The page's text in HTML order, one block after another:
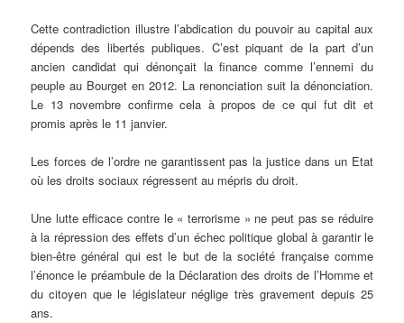
Cette contradiction illustre l’abdication du pouvoir au capital aux
dépends des libertés publiques. C’est piquant de la part d’un
ancien candidat qui dénonçait la finance comme l’ennemi du
peuple au Bourget en 2012. La renonciation suit la dénonciation.
Le 13 novembre confirme cela à propos de ce qui fut dit et
promis après le 11 janvier.
Les forces de l’ordre ne garantissent pas la justice dans un Etat
où les droits sociaux régressent au mépris du droit.
Une lutte efficace contre le « terrorisme » ne peut pas se réduire
à la répression des effets d’un échec politique global à garantir le
bien-être général qui est le but de la société française comme
l’énonce le préambule de la Déclaration des droits de l’Homme et
du citoyen que le législateur néglige très gravement depuis 25
ans.